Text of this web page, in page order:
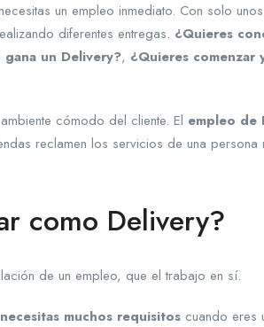
un empleo inmediato. Con solo
diferentes entregas. ¿Quieres
un Delivery?, ¿Quieres comenzar
cómodo del cliente. El empleo de
reclamen los servicios de una persona
como Delivery?
de un empleo, que el trabajo en sí.
muchos requisitos cuando eres